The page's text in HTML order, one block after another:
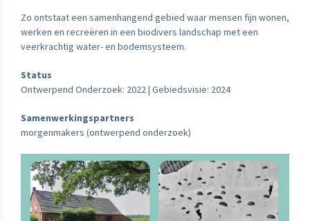
Zo ontstaat een samenhangend gebied waar mensen fijn wonen,
werken en recreëren in een biodivers landschap met een
veerkrachtig water- en bodemsysteem.
Status
Ontwerpend Onderzoek: 2022 | Gebiedsvisie: 2024
Samenwerkingspartners
morgenmakers (ontwerpend onderzoek)